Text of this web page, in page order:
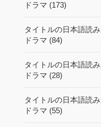
ドラマ (173)
タイトルの日本語読
ドラマ (84)
タイトルの日本語読
ドラマ (28)
タイトルの日本語読
ドラマ (55)